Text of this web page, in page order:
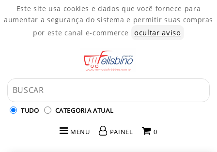
Este site usa cookies e dados que você fornece para
aumentar a segurança do sistema e permitir suas compras
por este canal e-commerce
TUDO CATEGORIA ATUAL
MENU PAINEL 0